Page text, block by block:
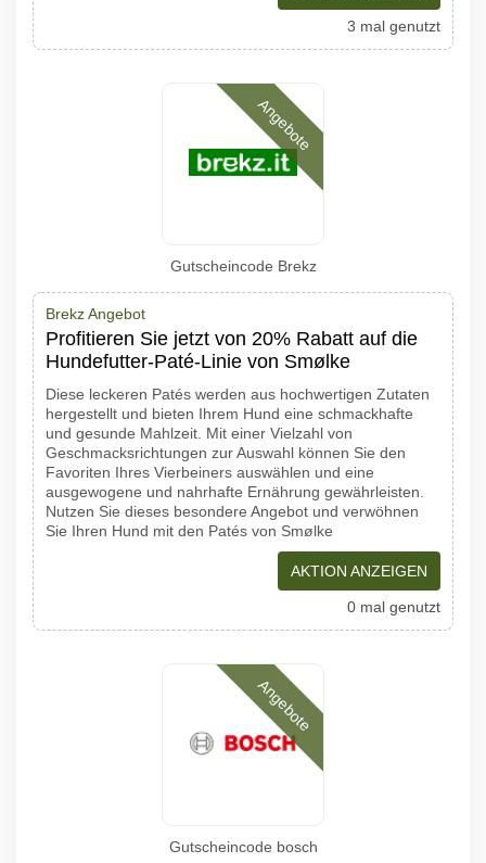
3 mal genutzt
Angebote
Gutscheincode Brekz
Brekz Angebot
Profitieren Sie jetzt von 20% Rabatt auf die
Hundefutter-Paté-Linie von Smølke
Diese leckeren Patés werden aus hochwertigen Zutaten
hergestellt und bieten Ihrem Hund eine schmackhafte
und gesunde Mahlzeit. Mit einer Vielzahl von
Geschmacksrichtungen zur Auswahl können Sie den
Favoriten Ihres Vierbeiners auswählen und eine
ausgewogene und nahrhafte Ernährung gewährleisten.
Nutzen Sie dieses besondere Angebot und verwöhnen
Sie Ihren Hund mit den Patés von Smølke
AKTION ANZEIGEN
0 mal genutzt
Angebote
Gutscheincode bosch